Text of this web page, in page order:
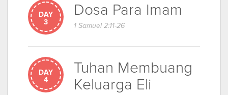
DAY
3
Dosa Para Imam
1 Samuel 2:11-26
DAY
4
Tuhan Membuang
Keluarga Eli